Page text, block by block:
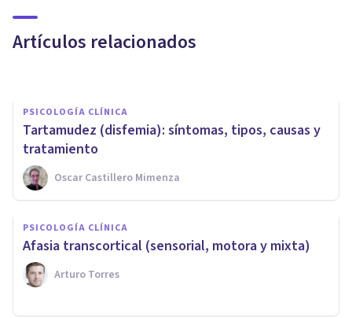
Artículos relacionados
causas de este trastorno
PSICOLOGÍA CLÍNICA
Tartamudez (disfemia): síntomas, tipos, causas y
tratamiento
Oscar Castillero Mimenza
PSICOLOGÍA CLÍNICA
Afasia transcortical (sensorial, motora y mixta)
Arturo Torres
PSICOLOGÍA CLÍNICA
​Alexia y agrafia: las
alteraciones del lenguaje
escrito por lesión cerebral